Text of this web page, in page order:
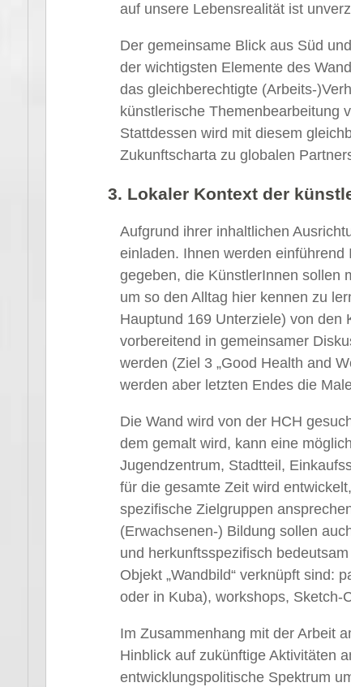
auf unsere Lebensrealität ist
Der gemeinsame Blick aus Süd
der wichtigsten Elemente des
das gleichberechtigte (Arbeits-
künstlerische Themenbearbeitung
Stattdessen wird mit diesem
Zukunftscharta zu globalen
3. Lokaler Kontext der
Aufgrund ihrer inhaltlichen
einladen. Ihnen werden
gegeben, die KünstlerInnen sollen
um so den Alltag hier kennen zu
Hauptund 169 Unterziele) von den
vorbereitend in gemeinsamer
werden (Ziel 3 „Good Health and
werden aber letzten Endes die
Die Wand wird von der HCH
dem gemalt wird, kann eine
Jugendzentrum, Stadtteil,
für die gesamte Zeit wird
spezifische Zielgruppen
(Erwachsenen-) Bildung sollen
und herkunftsspezifisch
Objekt „Wandbild“ verknüpft sind:
oder in Kuba), workshops, Sketch-
Im Zusammenhang mit der Arbeit
Hinblick auf zukünftige Aktivitäten
entwicklungspolitische Spektrum